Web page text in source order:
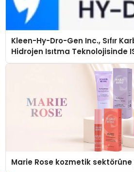
Kleen-Hy-Dro-Gen Inc., Sıfır
Hidrojen Isıtma Teknolojisinde
Düzenleyici Onaylarını Aldı
Marie Rose kozmetik sektörüne